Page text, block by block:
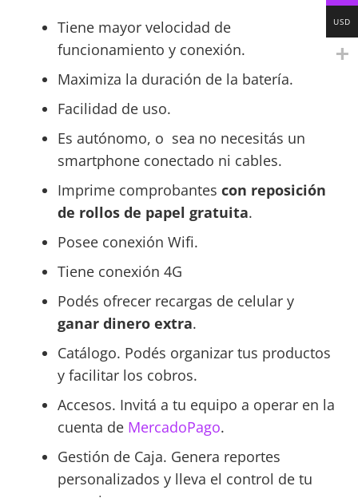
Tiene mayor velocidad de
funcionamiento y conexión.
Maximiza la duración de la batería.
Facilidad de uso.
Es autónomo, o sea no necesitás un
smartphone conectado ni cables.
Imprime comprobantes con reposición
de rollos de papel gratuita.
Posee conexión Wifi.
Tiene conexión 4G
Podés ofrecer recargas de celular y
ganar dinero extra.
Catálogo. Podés organizar tus productos
y facilitar los cobros.
Accesos. Invitá a tu equipo a operar en la
cuenta de MercadoPago.
Gestión de Caja. Genera reportes
personalizados y lleva el control de tu
USD